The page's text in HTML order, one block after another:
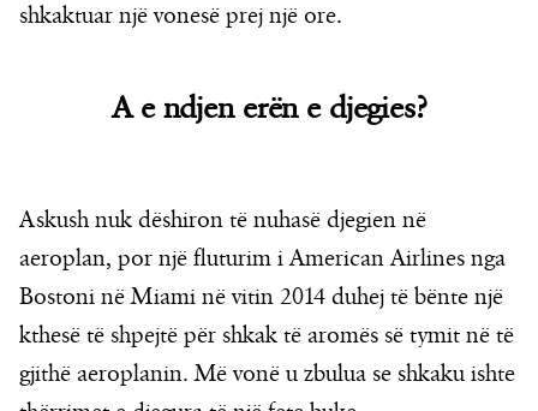
shkaktuar një vonesë prej një ore.
A e ndjen erën e djegies?
Askush nuk dëshiron të nuhasë djegien në
aeroplan, por një fluturim i American Airlines nga
Bostoni në Miami në vitin 2014 duhej të bënte një
kthesë të shpejtë për shkak të aromës së tymit në të
gjithë aeroplanin. Më vonë u zbulua se shkaku ishte